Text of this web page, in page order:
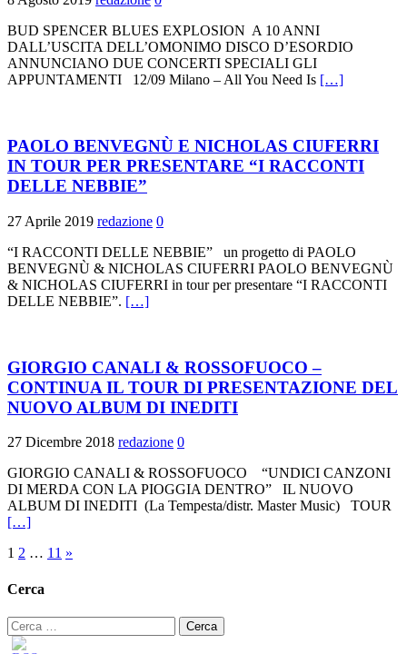
BUD SPENCER BLUES EXPLOSION A 10 ANNI
DALL’USCITA DELL’OMONIMO DISCO D’ESORDIO
ANNUNCIANO DUE CONCERTI SPECIALI GLI
APPUNTAMENTI 12/09 Milano – All You Need Is […]
PAOLO BENVEGNÙ E NICHOLAS CIUFERRI
IN TOUR PER PRESENTARE “I RACCONTI
DELLE NEBBIE”
27 Aprile 2019 redazione 0
“I RACCONTI DELLE NEBBIE” un progetto di PAOLO
BENVEGNÙ & NICHOLAS CIUFERRI PAOLO BENVEGNÙ
& NICHOLAS CIUFERRI in tour per presentare “I RACCONTI
DELLE NEBBIE”. […]
GIORGIO CANALI & ROSSOFUOCO –
CONTINUA IL TOUR DI PRESENTAZIONE DEL
NUOVO ALBUM DI INEDITI
27 Dicembre 2018 redazione 0
GIORGIO CANALI & ROSSOFUOCO “UNDICI CANZONI
DI MERDA CON LA PIOGGIA DENTRO” IL NUOVO
ALBUM DI INEDITI (La Tempesta/distr. Master Music) TOUR
[…]
Paginazione
degli
1 2 … 11 »
Cerca
Ricerca
per: